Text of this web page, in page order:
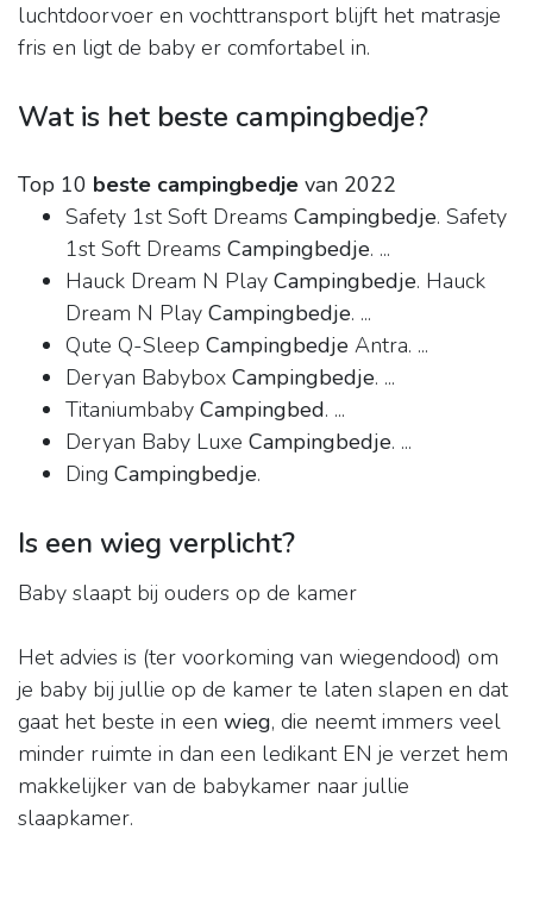
luchtdoorvoer en vochttransport blijft het matrasje
fris en ligt de baby er comfortabel in.
Wat is het beste campingbedje?
Top 10 beste campingbedje van 2022
Safety 1st Soft Dreams Campingbedje. Safety
1st Soft Dreams Campingbedje. ...
Hauck Dream N Play Campingbedje. Hauck
Dream N Play Campingbedje. ...
Qute Q-Sleep Campingbedje Antra. ...
Deryan Babybox Campingbedje. ...
Titaniumbaby Campingbed. ...
Deryan Baby Luxe Campingbedje. ...
Ding Campingbedje.
Is een wieg verplicht?
Baby slaapt bij ouders op de kamer
Het advies is (ter voorkoming van wiegendood) om
je baby bij jullie op de kamer te laten slapen en dat
gaat het beste in een wieg, die neemt immers veel
minder ruimte in dan een ledikant EN je verzet hem
makkelijker van de babykamer naar jullie
slaapkamer.